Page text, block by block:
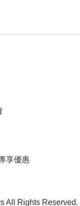
享優惠
All Rights